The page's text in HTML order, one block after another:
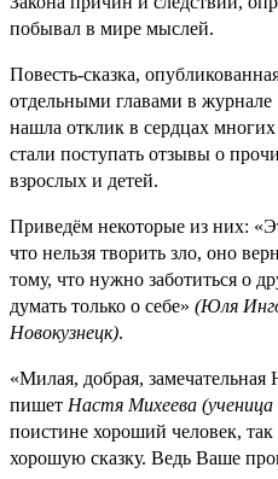
побывал в мире мыслей.
Повесть-сказка,
отдельными главами в
нашла отклик в сердцах многих
стали поступать отзывы о
взрослых и детей.
Приведём некоторые из них:
что нельзя творить зло, оно
тому, что нужно заботиться о
думать только о себе» (Юля
Новокузнецк).
«Милая, добрая,
пишет Настя Михеева
поистине хороший человек,
хорошую сказку. Ведь Ваше